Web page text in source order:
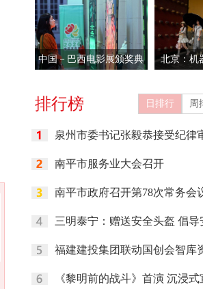
中国－巴西电影展颁奖典
北京：机
排行榜 日排行 周
泉州市委书记张毅恭接受纪律
南平市服务业大会召开
南平市政府召开第78次常务会
三明泰宁：赠送安全头盔 倡导
福建建投集团联动国创会智库
《黎明前的战斗》首演 沉浸式